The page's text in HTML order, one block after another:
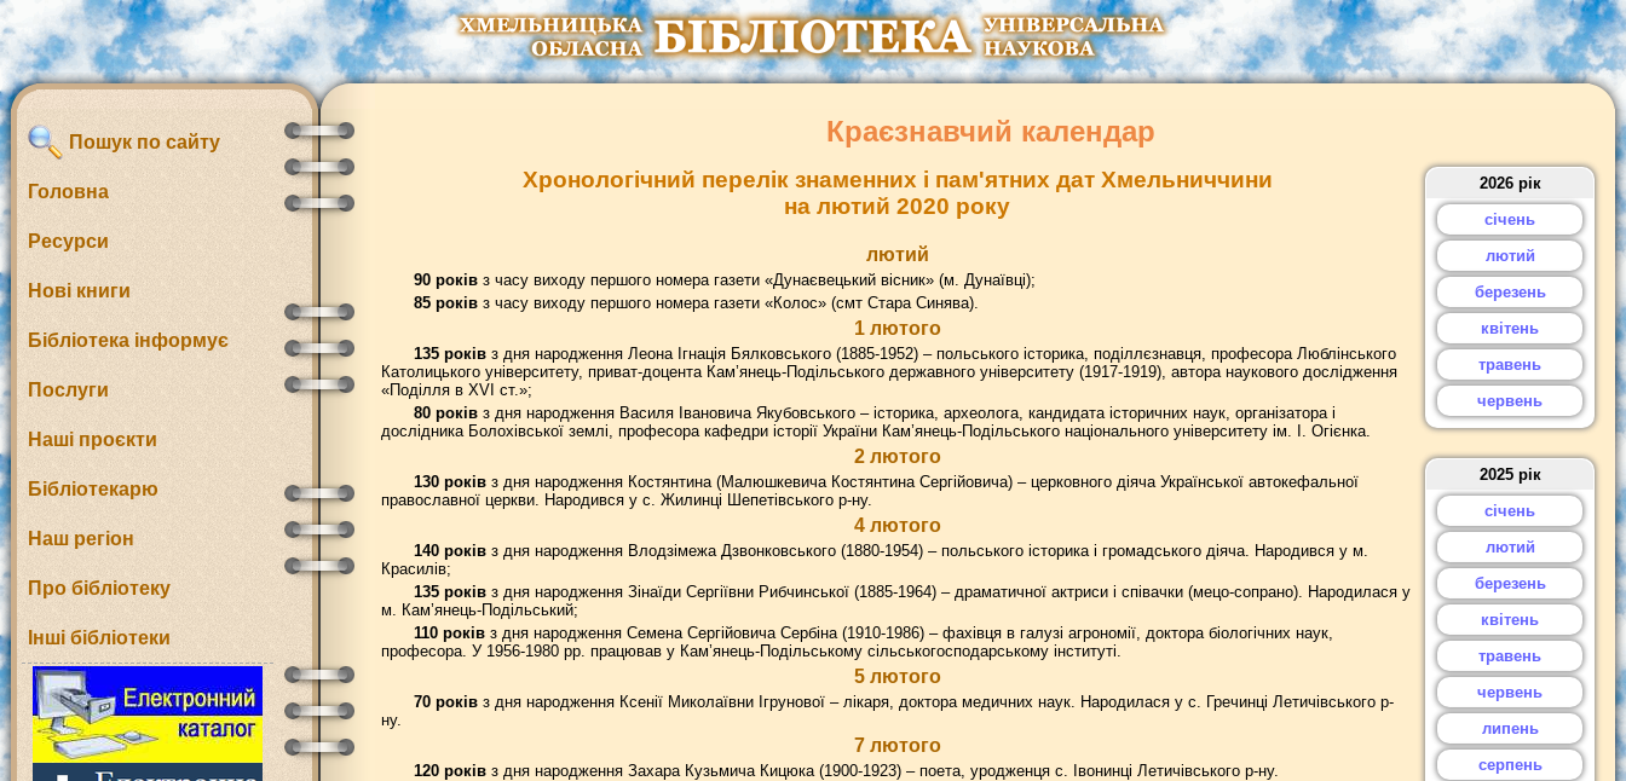
Пошук по сайту
Головна
Ресурси
Нові книги
Бібліотека інформує
Послуги
Наші проєкти
Бібліотекарю
Наш регіон
Про бібліотеку
Інші бібліотеки
Краєзнавчий календар
Хронологічний перелік знаменних і пам'ятних дат Хмельниччини
на лютий 2020 року
лютий
90 роківз часу виходу першого номера газети «Дунаєвецький вісник» (м. Дунаївці);
85 роківз часу виходу першого номера газети «Колос» (смт Стара Синява).
1 лютого
135 роківз дня народження Леона Ігнація Бялковського (1885-1952) – польського історика, поділлєзнавця, професора Люблінського
Католицького університету, приват-доцента Кам’янець-Подільського державного університету (1917-1919), автора наукового дослідження
«Поділля в ХVІ ст.»;
80 роківз дня народження Василя Івановича Якубовського – історика, археолога, кандидата історичних наук, організатора і
дослідника Болохівської землі, професора кафедри історії України Кам’янець-Подільського національного університету ім. І. Огієнка.
2 лютого
130 роківз дня народження Костянтина (Малюшкевича Костянтина Сергійовича) – церковного діяча Української автокефальної
православної церкви. Народився у с. Жилинці Шепетівського р-ну.
4 лютого
140 роківз дня народження Влодзімежа Дзвонковського (1880-1954) – польського історика і громадського діяча. Народився у м.
Красилів;
135 роківз дня народження Зінаїди Сергіївни Рибчинської (1885-1964) – драматичної актриси і співачки (мецо-сопрано). Народилася у
м. Кам’янець-Подільський;
110 роківз дня народження Семена Сергійовича Сербіна (1910-1986) – фахівця в галузі агрономії, доктора біологічних наук,
професора. У 1956-1980 рр. працював у Кам’янець-Подільському сільськогосподарському інституті.
5 лютого
70 роківз дня народження Ксенії Миколаївни Ігрунової – лікаря, доктора медичних наук. Народилася у с. Гречинці Летичівського р-
ну.
7 лютого
120 роківз дня народження Захара Кузьмича Кицюка (1900-1923) – поета, уродженця с. Івонинці Летичівського р-ну.
2026 рік
січень
лютий
березень
квітень
травень
червень
2025 рік
січень
лютий
березень
квітень
травень
червень
липень
серпень